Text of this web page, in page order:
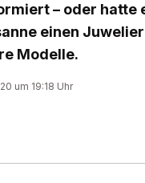
– oder hatte
einen
Modelle.
um 19:18 Uhr